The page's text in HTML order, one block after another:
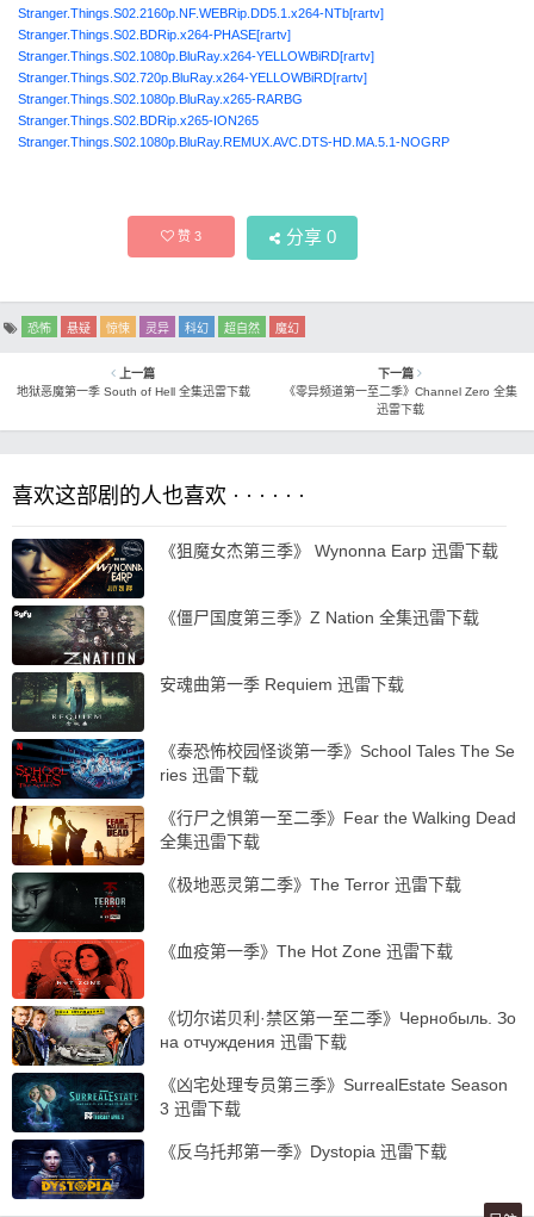
Stranger.Things.S02.2160p.NF.WEBRip.DD5.1.x264-NTb[rartv]
Stranger.Things.S02.BDRip.x264-PHASE[rartv]
Stranger.Things.S02.1080p.BluRay.x264-YELLOWBiRD[rartv]
Stranger.Things.S02.720p.BluRay.x264-YELLOWBiRD[rartv]
Stranger.Things.S02.1080p.BluRay.x265-RARBG
Stranger.Things.S02.BDRip.x265-ION265
Stranger.Things.S02.1080p.BluRay.REMUX.AVC.DTS-HD.MA.5.1-NOGRP
赞3 分享 0
恐怖 悬疑 惊悚 灵异 科幻 超自然 魔幻
上一篇
地狱恶魔第一季 South of Hell 全集迅雷下载
下一篇
《零异频道第一至二季》Channel Zero 全集
迅雷下载
喜欢这部剧的人也喜欢 · · · · · ·
《狙魔女杰第三季》 Wynonna Earp 迅雷下载
《僵尸国度第三季》Z Nation 全集迅雷下载
安魂曲第一季 Requiem 迅雷下载
《泰恐怖校园怪谈第一季》School Tales The Se
ries 迅雷下载
《行尸之惧第一至二季》Fear the Walking Dead
全集迅雷下载
《极地恶灵第二季》The Terror 迅雷下载
《血疫第一季》The Hot Zone 迅雷下载
《切尔诺贝利·禁区第一至二季》Чернобыль. Зо
на отчуждения 迅雷下载
《凶宅处理专员第三季》SurrealEstate Season
3 迅雷下载
《反乌托邦第一季》Dystopia 迅雷下载